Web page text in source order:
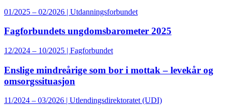
01/2025 – 02/2026 | Utdanningsforbundet
Fagforbundets ungdomsbarometer 2025
12/2024 – 10/2025 | Fagforbundet
Enslige mindreårige som bor i mottak – levekår og
omsorgssituasjon
11/2024 – 03/2026 | Utlendingsdirektoratet (UDI)